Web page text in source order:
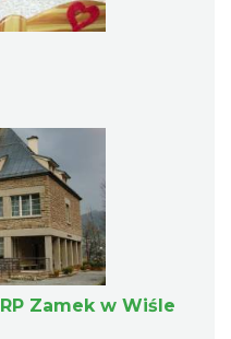
Zamek w Wiśle